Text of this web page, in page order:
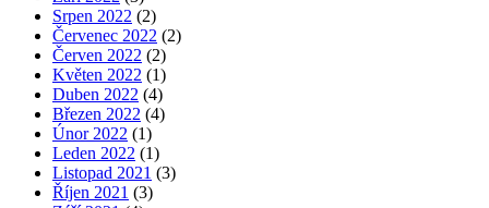
Srpen 2022 (2)
Červenec 2022 (2)
Červen 2022 (2)
Květen 2022 (1)
Duben 2022 (4)
Březen 2022 (4)
Únor 2022 (1)
Leden 2022 (1)
Listopad 2021 (3)
Říjen 2021 (3)